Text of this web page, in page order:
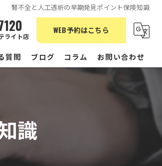
腎不全と人工透析の早期発見ポイント保険知識
ライト店
WEB予約はこちら
質問 ブログ コラム お問い合わせ
識